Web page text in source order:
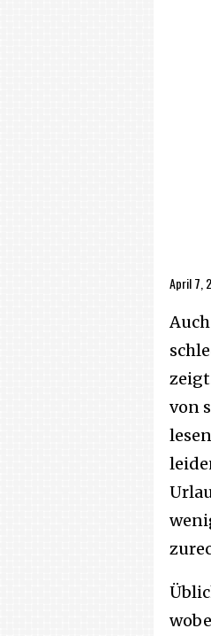
April 7,
von